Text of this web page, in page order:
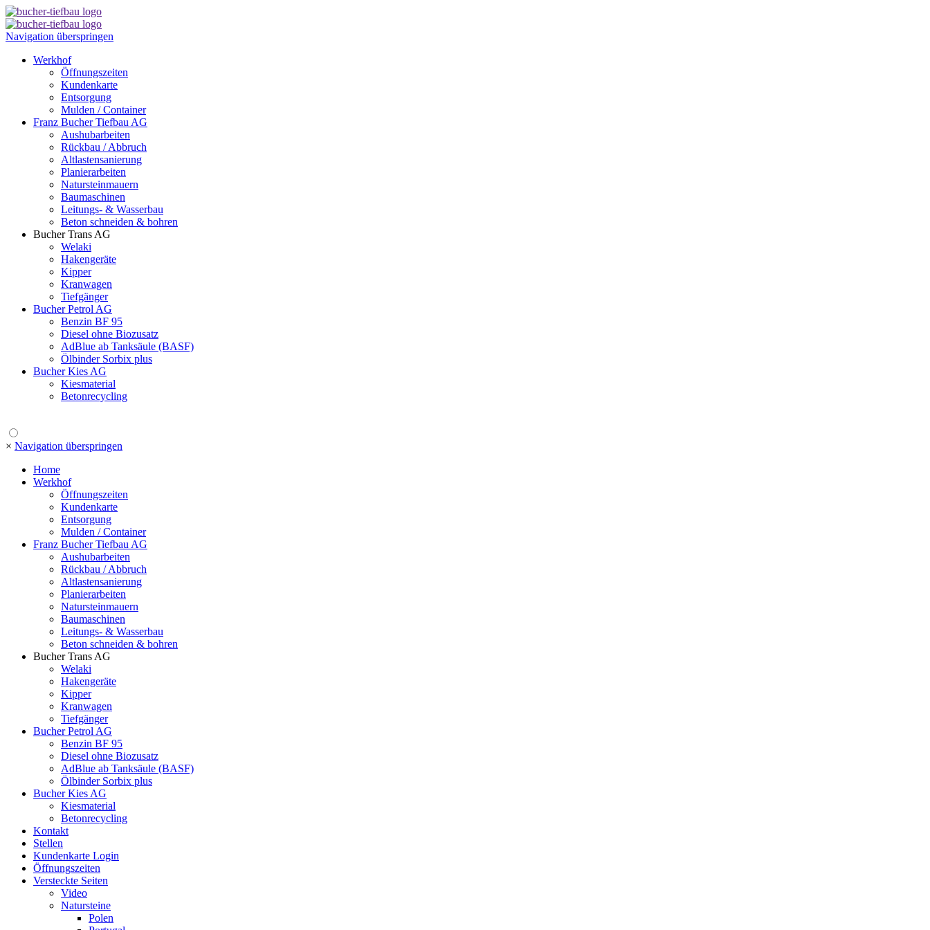
Navigation überspringen
Werkhof
Öffnungszeiten
Kundenkarte
Entsorgung
Mulden / Container
Franz Bucher Tiefbau AG
Aushubarbeiten
Rückbau / Abbruch
Altlastensanierung
Planierarbeiten
Natursteinmauern
Baumaschinen
Leitungs- & Wasserbau
Beton schneiden & bohren
Bucher Trans AG
Welaki
Hakengeräte
Kipper
Kranwagen
Tiefgänger
Bucher Petrol AG
Benzin BF 95
Diesel ohne Biozusatz
AdBlue ab Tanksäule (BASF)
Ölbinder Sorbix plus
Bucher Kies AG
Kiesmaterial
Betonrecycling
× Navigation überspringen
Home
Werkhof
Öffnungszeiten
Kundenkarte
Entsorgung
Mulden / Container
Franz Bucher Tiefbau AG
Aushubarbeiten
Rückbau / Abbruch
Altlastensanierung
Planierarbeiten
Natursteinmauern
Baumaschinen
Leitungs- & Wasserbau
Beton schneiden & bohren
Bucher Trans AG
Welaki
Hakengeräte
Kipper
Kranwagen
Tiefgänger
Bucher Petrol AG
Benzin BF 95
Diesel ohne Biozusatz
AdBlue ab Tanksäule (BASF)
Ölbinder Sorbix plus
Bucher Kies AG
Kiesmaterial
Betonrecycling
Kontakt
Stellen
Kundenkarte Login
Öffnungszeiten
Versteckte Seiten
Video
Natursteine
Polen